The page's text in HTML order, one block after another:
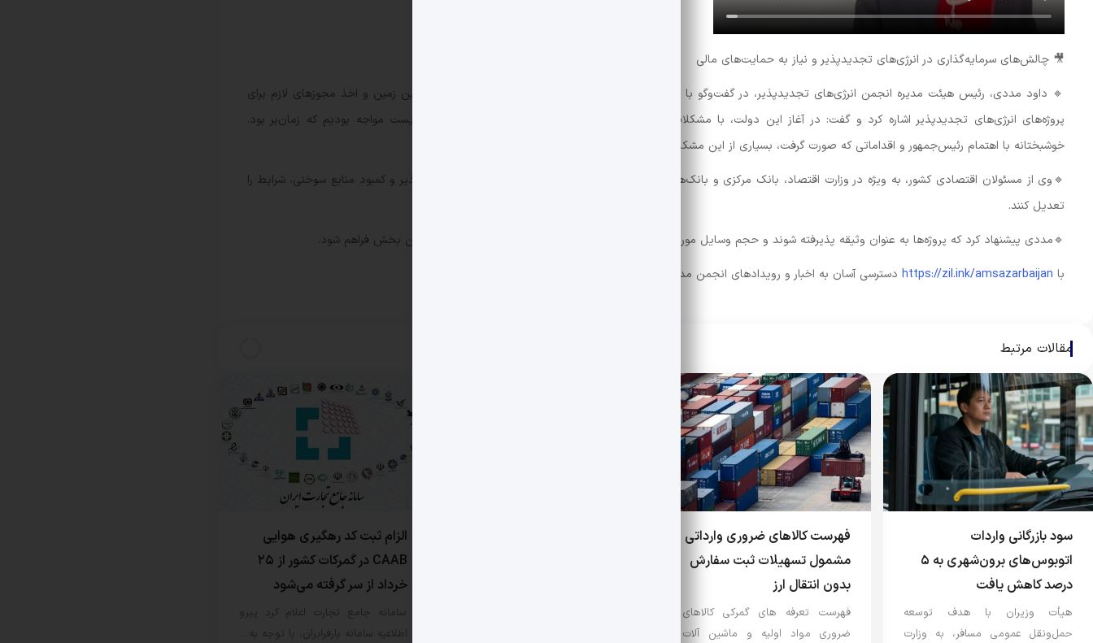
🎥 چالش‌های سرمایه‌گذاری در انرژی‌های تجدیدپذیر و نیاز به حمایت‌های مالی
🔹️ داود مددی، رئیس هیئت مدیره انجمن انرژی‌های تجدیدپذیر، در گفت‌و‌گو با باشگاه خبرنگاران جوان، به مشکلات موجود در زمینه تامین زمین و اخذ مجوز‌های لازم برای
پروژه‌های انرژی‌های تجدیدپذیر اشاره کرد و گفت: در آغاز این دولت، با مشکلات زیادی از جمله فرایند پیچیده اخذ مجوز از محیط زیست مواجه بودیم که زمان‌بر بود.
خوشبختانه با اهتمام رئیس‌جمهور و اقداماتی که صورت گرفت، بسیاری از این مشکلات حل شده است.
🔹️وی از مسئولان اقتصادی کشور، به ویژه در وزارت اقتصاد، بانک مرکزی و بانک‌ها خواست تا با توجه به نیاز شدید کشور به برق تجدیدپذیر و کمبود منابع سوختی، شرایط را
تعدیل کنند.
🔹️مددی پیشنهاد کرد که پروژه‌ها به عنوان وثیقه پذیرفته شوند و حجم وسایل مورد نیاز کاهش یابد تا زمینه جذب سرمایه‌گذاری بیشتر در این بخش فراهم شود.
با https://zil.ink/amsazarbaijan دسترسی آسان به اخبار و رویدادهای انجمن مدیران صنایع آذربایجان شرقی
مقالات مرتبط
سود بازرگانی واردات
اتوبوس‌های برون‌شهری به ۵
درصد کاهش یافت
هیأت وزیران با هدف توسعه
حمل‌ونقل عمومی مسافر، به وزارت
فهرست کالاهای ضروری وارداتی
مشمول تسهیلات ثبت سفارش
بدون انتقال ارز
فهرست تعرفه های گمرکی کالاهای
ضروری مواد اولیه و ماشین آلات
الزام ثبت کد رهگیری هوایی
CAAB در گمرکات کشور از ۲۵
خرداد از سر گرفته می‌شود
سامانه جامع تجارت اعلام کرد پیرو
اطلاعیه سامانه بارفرابران، با توجه به…